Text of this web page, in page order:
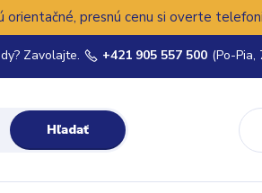
presnú cenu si overte
Hľadať
Zavolajte. +421 905 557 500 (Po-Pia,